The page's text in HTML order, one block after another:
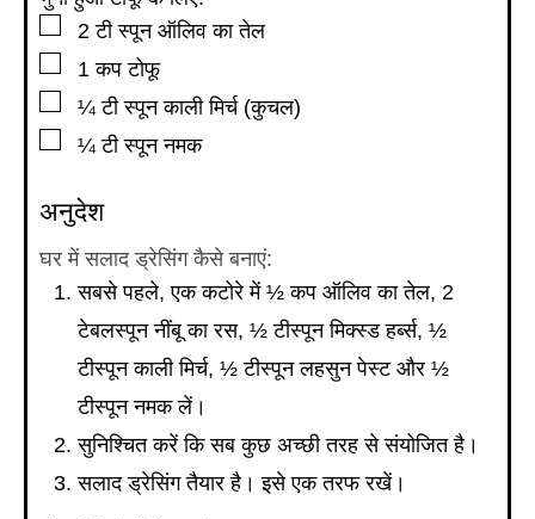
▢
2 टी स्पून ऑलिव का तेल
▢
1 कप टोफू
▢
¼ टी स्पून काली मिर्च (कुचल)
▢
¼ टी स्पूननमक
अनुदेश
घर में सलाद ड्रेसिंग कैसे बनाएं:
सबसे पहले, एक कटोरे में ½ कप ऑलिव का तेल, 2
टेबलस्पून नींबू का रस, ½ टीस्पून मिक्स्ड हर्ब्स, ½
टीस्पून काली मिर्च, ½ टीस्पून लहसुन पेस्ट और ½
टीस्पून नमक लें।
सुनिश्चित करें कि सब कुछ अच्छी तरह से संयोजित है।
सलाद ड्रेसिंग तैयार है। इसे एक तरफ रखें।